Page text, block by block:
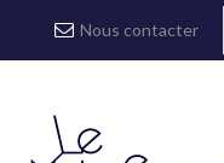
Nous contacter